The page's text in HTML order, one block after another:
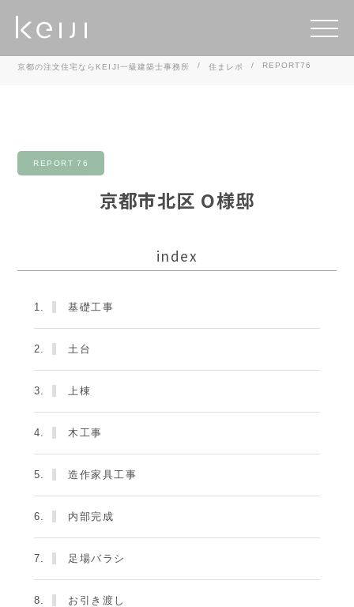
京都の注文住宅ならKEIJI一級建築士事務所 住まレポ REPORT76
REPORT 76
京都市北区 O様邸
index
1. 基礎工事
2. 土台
3. 上棟
4. 木工事
5. 造作家具工事
6. 内部完成
7. 足場バラシ
8. お引き渡し